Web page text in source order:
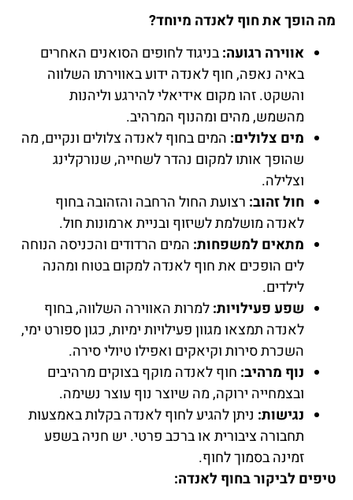
מה הופך את חוף לאנדה מיוחד?
אווירה רגועה:בניגוד לחופים הסואנים האחרים
באיה נאפה, חוף לאנדה ידוע באווירתו השלווה
והשקט. זהו מקום אידיאלי להירגע וליהנות
מהשמש, מהים ומהנוף המרהיב.
מים צלולים: המים בחוף לאנדה צלולים ונקיים, מה
שהופך אותו למקום נהדר לשחייה, שנורקלינג
וצלילה.
חול זהוב: רצועת החול הרחבה והזהובה בחוף
לאנדה מושלמת לשיזוף ובניית ארמונות חול.
מתאים למשפחות: המים הרדודים והכניסה הנוחה
לים הופכים את חוף לאנדה למקום בטוח ומהנה
לילדים.
שפע פעילויות:למרות האווירה השלווה, בחוף
לאנדה תמצאו מגוון פעילויות ימיות, כגון ספורט ימי,
השכרת סירות וקיאקים ואפילו טיולי סירה.
נוף מרהיב: חוף לאנדה מוקף בצוקים מרהיבים
ובצמחייה ירוקה, מה שיוצר נוף עוצר נשימה.
נגישות: ניתן להגיע לחוף לאנדה בקלות באמצעות
תחבורה ציבורית או ברכב פרטי. יש חניה בשפע
זמינה בסמוך לחוף.
טיפים לביקור בחוף לאנדה: